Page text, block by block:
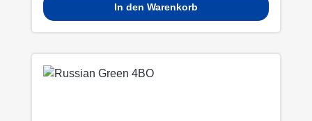
In den Warenkorb